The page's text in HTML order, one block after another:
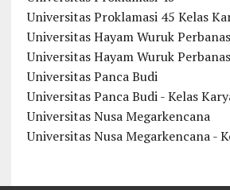
Universitas Proklamasi 45 Kelas
Universitas Hayam Wuruk Perbanas
Universitas Hayam Wuruk
Universitas Panca Budi
Universitas Panca Budi - Kelas
Universitas Nusa Megarkencana
Universitas Nusa Megarkencana -